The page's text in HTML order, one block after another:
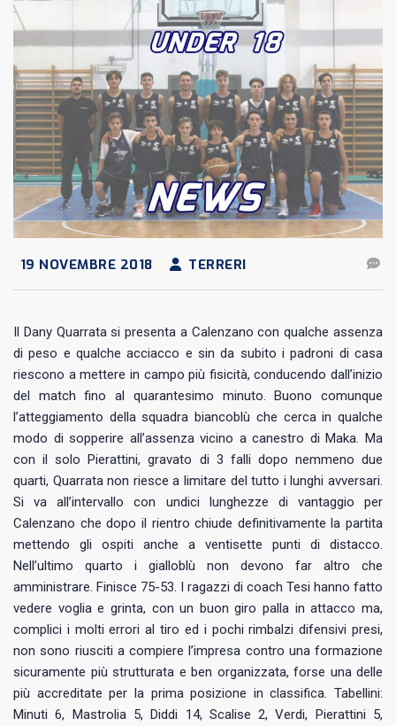
19 NOVEMBRE 2018 TERRERI
Il Dany Quarrata si presenta a Calenzano con qualche assenza
di peso e qualche acciacco e sin da subito i padroni di casa
riescono a mettere in campo più fisicità, conducendo dall’inizio
del match fino al quarantesimo minuto. Buono comunque
l’atteggiamento della squadra biancoblù che cerca in qualche
modo di sopperire all’assenza vicino a canestro di Maka. Ma
con il solo Pierattini, gravato di 3 falli dopo nemmeno due
quarti, Quarrata non riesce a limitare del tutto i lunghi avversari.
Si va all’intervallo con undici lunghezze di vantaggio per
Calenzano che dopo il rientro chiude definitivamente la partita
mettendo gli ospiti anche a ventisette punti di distacco.
Nell’ultimo quarto i gialloblù non devono far altro che
amministrare. Finisce 75-53. I ragazzi di coach Tesi hanno fatto
vedere voglia e grinta, con un buon giro palla in attacco ma,
complici i molti errori al tiro ed i pochi rimbalzi difensivi presi,
non sono riusciti a compiere l’impresa contro una formazione
sicuramente più strutturata e ben organizzata, forse una delle
più accreditate per la prima posizione in classifica. Tabellini:
Minuti 6, Mastrolia 5, Diddi 14, Scalise 2, Verdi, Pierattini 5,